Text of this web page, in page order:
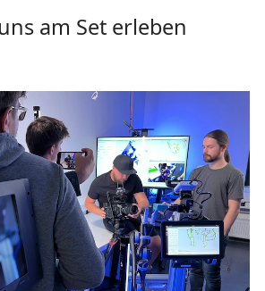
am Set erleben